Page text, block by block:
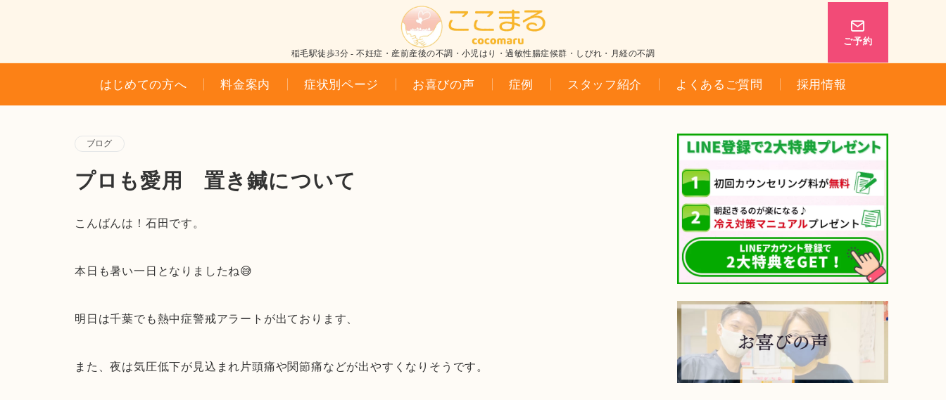
稲毛駅徒歩3分 - 不妊症・産前産後の不調・小児はり・過敏性腸症候群・しびれ・月経の不調
ご予約
はじめての方へ 料金案内 症状別ページ お喜びの声 症例 スタッフ紹介 よくあるご質問 採用情報
ブログ
プロも愛用 置き鍼について
こんばんは！石田です。
本日も暑い一日となりましたね😅
明日は千葉でも熱中症警戒アラートが出ております、
また、夜は気圧低下が見込まれ片頭痛や関節痛などが出やすくなりそうです。